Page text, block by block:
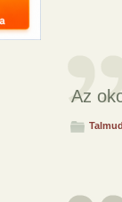
Az
Talmud